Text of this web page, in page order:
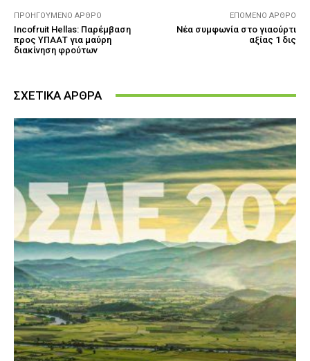
ΠΡΟΗΓΟΎΜΕΝΟ ΆΡΘΡΟ
Incofruit Hellas: Παρέμβαση
προς ΥΠΑΑΤ για μαύρη
διακίνηση φρούτων
ΕΠΌΜΕΝΟ ΆΡΘΡΟ
Νέα συμφωνία στο γιαούρτι
αξίας 1 δις
ΣΧΕΤΙΚΑ ΑΡΘΡΑ